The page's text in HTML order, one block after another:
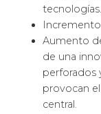
tecnologías.
Aumento
de una
perforados
provocan
central.